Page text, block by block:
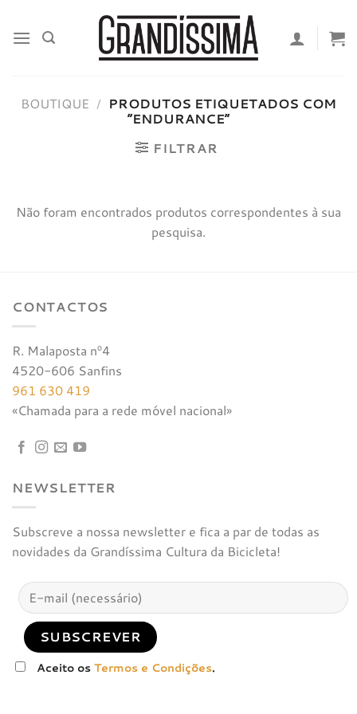
content
BOUTIQUE / PRODUTOS ETIQUETADOS COM
“ENDURANCE”
FILTRAR
Não foram encontrados produtos correspondentes à sua
pesquisa.
CONTACTOS
R. Malaposta nº4
4520-606 Sanfins
961 630 419
«Chamada para a rede móvel nacional»
NEWSLETTER
Subscreve a nossa newsletter e fica a par de todas as
novidades da Grandíssima Cultura da Bicicleta!
Aceito osTermos e Condições.